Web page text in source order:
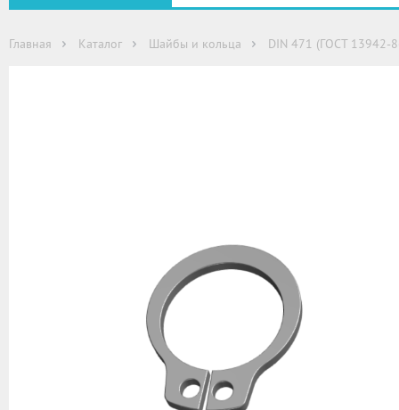
Главная Каталог Шайбы и кольца DIN 471 (ГОСТ 13942-